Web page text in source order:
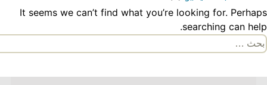
It seems we can’t find what you’re looking for. Perhaps
searching can help.
البحث
عن: